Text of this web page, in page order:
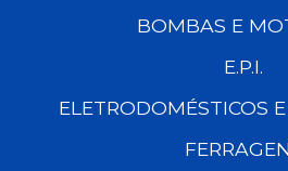
BOMBAS E
E.P.I.
ELETRODOMÉSTICOS